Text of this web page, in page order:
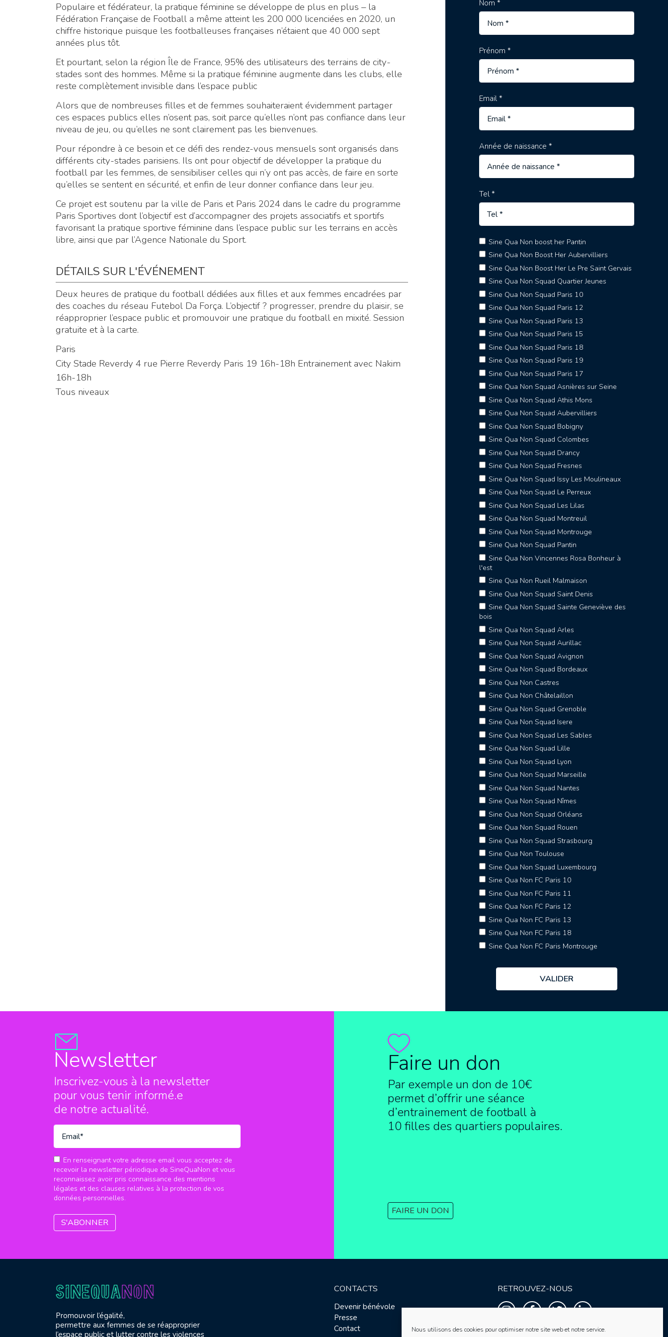
Nous utilisons des cookies pour optimiser notre site web et notre service.
Populaire et fédérateur, la pratique féminine se développe de plus en plus – la
Fédération Française de Football a même atteint les 200 000 licenciées en 2020, un
chiffre historique puisque les footballeuses françaises n’étaient que 40 000 sept
années plus tôt.
Et pourtant, selon la région Île de France, 95% des utilisateurs des terrains de city-
stades sont des hommes. Même si la pratique féminine augmente dans les clubs, elle
reste complètement invisible dans l’espace public
Alors que de nombreuses filles et de femmes souhaiteraient évidemment partager
ces espaces publics elles n’osent pas, soit parce qu’elles n’ont pas confiance dans leur
niveau de jeu, ou qu’elles ne sont clairement pas les bienvenues.
Pour répondre à ce besoin et ce défi des rendez-vous mensuels sont organisés dans
différents city-stades parisiens. Ils ont pour objectif de développer la pratique du
football par les femmes, de sensibiliser celles qui n’y ont pas accès, de faire en sorte
qu’elles se sentent en sécurité, et enfin de leur donner confiance dans leur jeu.
Ce projet est soutenu par la ville de Paris et Paris 2024 dans le cadre du programme
Paris Sportives dont l’objectif est d’accompagner des projets associatifs et sportifs
favorisant la pratique sportive féminine dans l’espace public sur les terrains en accès
libre, ainsi que par l’Agence Nationale du Sport.
DÉTAILS SUR L'ÉVÉNEMENT
Deux heures de pratique du football dédiées aux filles et aux femmes encadrées par
des coaches du réseau Futebol Da Força. L’objectif ? progresser, prendre du plaisir, se
réapproprier l’espace public et promouvoir une pratique du football en mixité. Session
gratuite et à la carte.
Paris
City Stade Reverdy 4 rue Pierre Reverdy Paris 19 16h-18h Entrainement avec Nakim
16h-18h
Tous niveaux
Nom *
Prénom *
Email *
Année de naissance *
Tel *
Sine Qua Non boost her Pantin
Sine Qua Non Boost Her Aubervilliers
Sine Qua Non Boost Her Le Pre Saint Gervais
Sine Qua Non Squad Quartier Jeunes
Sine Qua Non Squad Paris 10
Sine Qua Non Squad Paris 12
Sine Qua Non Squad Paris 13
Sine Qua Non Squad Paris 15
Sine Qua Non Squad Paris 18
Sine Qua Non Squad Paris 19
Sine Qua Non Squad Paris 17
Sine Qua Non Squad Asnières sur Seine
Sine Qua Non Squad Athis Mons
Sine Qua Non Squad Aubervilliers
Sine Qua Non Squad Bobigny
Sine Qua Non Squad Colombes
Sine Qua Non Squad Drancy
Sine Qua Non Squad Fresnes
Sine Qua Non Squad Issy Les Moulineaux
Sine Qua Non Squad Le Perreux
Sine Qua Non Squad Les Lilas
Sine Qua Non Squad Montreuil
Sine Qua Non Squad Montrouge
Sine Qua Non Squad Pantin
Sine Qua Non Vincennes Rosa Bonheur à
l'est
Sine Qua Non Rueil Malmaison
Sine Qua Non Squad Saint Denis
Sine Qua Non Squad Sainte Geneviève des
bois
Sine Qua Non Squad Arles
Sine Qua Non Squad Aurillac
Sine Qua Non Squad Avignon
Sine Qua Non Squad Bordeaux
Sine Qua Non Castres
Sine Qua Non Châtelaillon
Sine Qua Non Squad Grenoble
Sine Qua Non Squad Isere
Sine Qua Non Squad Les Sables
Sine Qua Non Squad Lille
Sine Qua Non Squad Lyon
Sine Qua Non Squad Marseille
Sine Qua Non Squad Nantes
Sine Qua Non Squad Nîmes
Sine Qua Non Squad Orléans
Sine Qua Non Squad Rouen
Sine Qua Non Squad Strasbourg
Sine Qua Non Toulouse
Sine Qua Non Squad Luxembourg
Sine Qua Non FC Paris 10
Sine Qua Non FC Paris 11
Sine Qua Non FC Paris 12
Sine Qua Non FC Paris 13
Sine Qua Non FC Paris 18
Sine Qua Non FC Paris Montrouge
Newsletter
Inscrivez-vous à la newsletter
pour vous tenir informé.e
de notre actualité.
En renseignant votre adresse email vous acceptez de
recevoir la newsletter périodique de SineQuaNon et vous
reconnaissez avoir pris connaissance des mentions
légales et des clauses relatives à la protection de vos
données personnelles.
Faire un don
Par exemple un don de 10€
permet d’offrir une séance
d’entrainement de football à
10 filles des quartiers populaires.
FAIRE UN DON
Promouvoir l’égalité,
permettre aux femmes de se réapproprier
l’espace public et lutter contre les violences
CONTACTS
Devenir bénévole
Presse
Contact
RETROUVEZ-NOUS